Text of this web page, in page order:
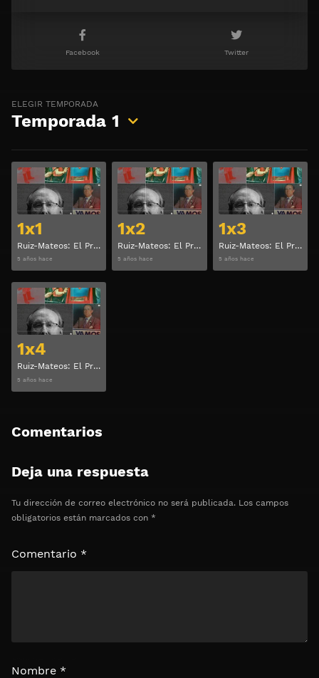
Facebook Twitter
ELEGIR TEMPORADA
Temporada 1
1x1
Ruiz-Mateos: El Primer Fenómeno Viral Temporada 1 Capitulo 1
5 años hace
Ver
1x2
Ruiz-Mateos: El Primer Fenómeno Viral Temporada 1 Capitulo 2
5 años hace
Ver
1x3
Ruiz-Mateos: El Primer Fenómeno Viral Temporada 1 Capitulo 3
5 años hace
1x4
Ruiz-Mateos: El Primer Fenómeno Viral Temporada 1 Capitulo 4
5 años hace
Comentarios
Deja una respuesta
Tu dirección de correo electrónico no será publicada. Los campos
obligatorios están marcados con *
Comentario *
Nombre *